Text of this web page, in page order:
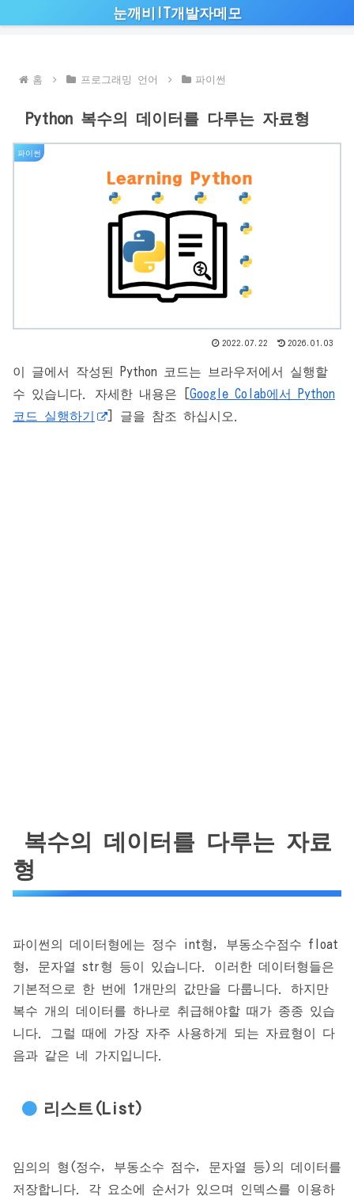
눈깨비IT개발자메모
홈 프로그래밍 언어 파이썬
Python 복수의 데이터를 다루는 자료형
파이썬
2022.07.22 2026.01.03
이 글에서 작성된 Python 코드는 브라우저에서 실행할
수 있습니다. 자세한 내용은 [ Google Colab에서 Python
코드 실행하기
] 글을 참조 하십시오.
복수의 데이터를 다루는 자료
형
파이썬의 데이터형에는 정수 int형, 부동소수점수 float
형, 문자열 str형 등이 있습니다. 이러한 데이터형들은
기본적으로 한 번에 1개만의 값만을 다룹니다. 하지만
복수 개의 데이터를 하나로 취급해야할 때가 종종 있습
니다. 그럴 때에 가장 자주 사용하게 되는 자료형이 다
음과 같은 네 가지입니다.
리스트(List)
임의의 형(정수, 부동소수 점수, 문자열 등)의 데이터를
저장합니다. 각 요소에 순서가 있으며 인덱스를 이용하